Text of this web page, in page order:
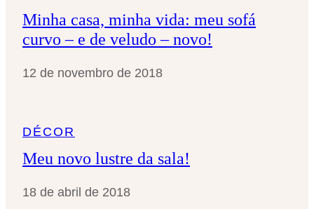
Minha casa, minha vida: meu sofá
curvo – e de veludo – novo!
12 de novembro de 2018
DÉCOR
Meu novo lustre da sala!
18 de abril de 2018